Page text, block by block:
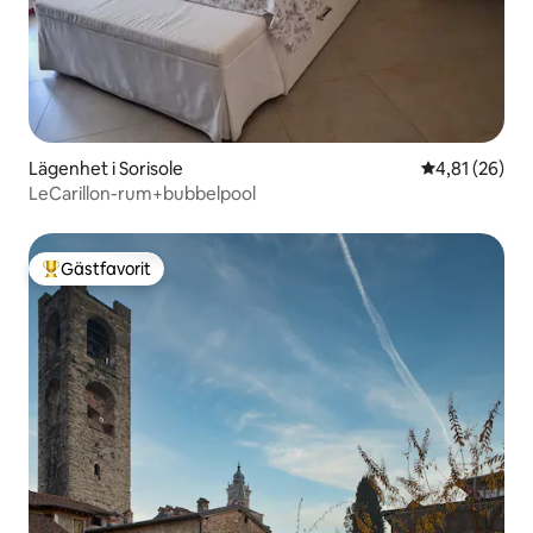
Lägenhet i Sorisole 4,81 av 5 i
4,81 (26)
LeCarillon-rum+bubbelpool
Populär gästfavorit
Gästfavorit